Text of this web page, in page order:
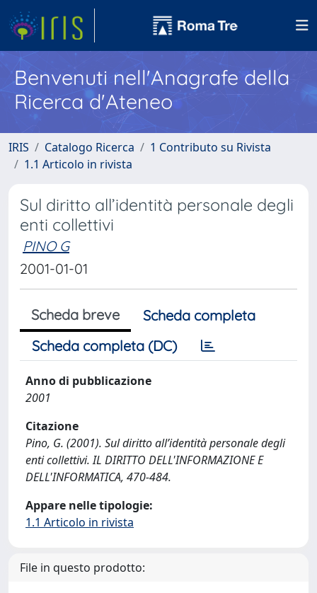
Benvenuti nell'Anagrafe della
Ricerca d'Ateneo
IRIS Catalogo Ricerca
1 Contributo su Rivista
1.1 Articolo in rivista
Sul diritto all’identità personale degli
enti collettivi
PINO G
2001-01-01
Scheda breve
Scheda completa
Scheda completa (DC)
Anno di pubblicazione
2001
Citazione
Pino, G. (2001). Sul diritto all’identità personale degli
enti collettivi. IL DIRITTO DELL'INFORMAZIONE E
DELL'INFORMATICA, 470-484.
Appare nelle tipologie:
1.1 Articolo in rivista
File in questo prodotto: